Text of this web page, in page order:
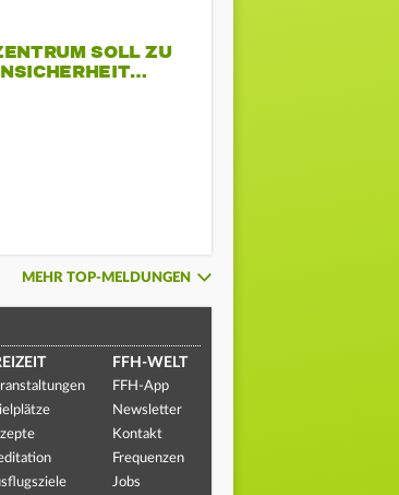
SOLL ZU
MEHR TOP-MELDUNGEN
FFH-WELT
FFH-App
Newsletter
Kontakt
Frequenzen
Jobs